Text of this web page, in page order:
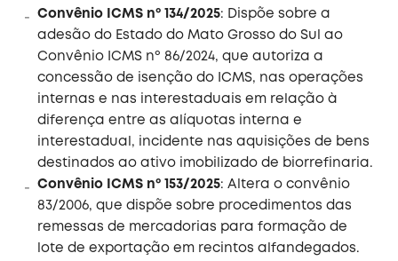
Convênio ICMS nº 134/2025: Dispõe sobre a
adesão do Estado do Mato Grosso do Sul ao
Convênio ICMS nº 86/2024, que autoriza a
concessão de isenção do ICMS, nas operações
internas e nas interestaduais em relação à
diferença entre as alíquotas interna e
interestadual, incidente nas aquisições de bens
destinados ao ativo imobilizado de biorrefinaria.
Convênio ICMS nº 153/2025: Altera o convênio
83/2006, que dispõe sobre procedimentos das
remessas de mercadorias para formação de
lote de exportação em recintos alfandegados.